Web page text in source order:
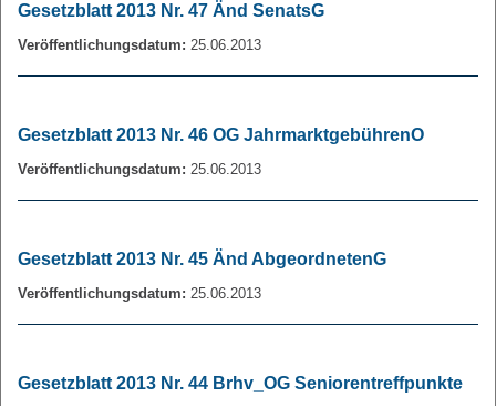
Gesetzblatt 2013 Nr. 47 Änd SenatsG
Veröffentlichungsdatum: 25.06.2013
Gesetzblatt 2013 Nr. 46 OG JahrmarktgebührenO
Veröffentlichungsdatum: 25.06.2013
Gesetzblatt 2013 Nr. 45 Änd AbgeordnetenG
Veröffentlichungsdatum: 25.06.2013
Gesetzblatt 2013 Nr. 44 Brhv_OG Seniorentreffpunkte